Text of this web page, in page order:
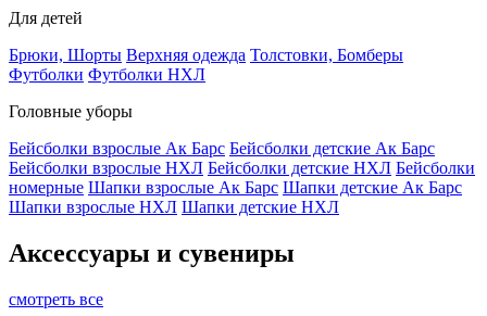
Для детей
Брюки, Шорты Верхняя одежда Толстовки, Бомберы
Футболки Футболки НХЛ
Головные уборы
Бейсболки взрослые Ак Барс Бейсболки детские Ак Барс
Бейсболки взрослые НХЛ Бейсболки детские НХЛ Бейсболки
номерные Шапки взрослые Ак Барс Шапки детские Ак Барс
Шапки взрослые НХЛ Шапки детские НХЛ
Аксессуары и сувениры
смотреть все